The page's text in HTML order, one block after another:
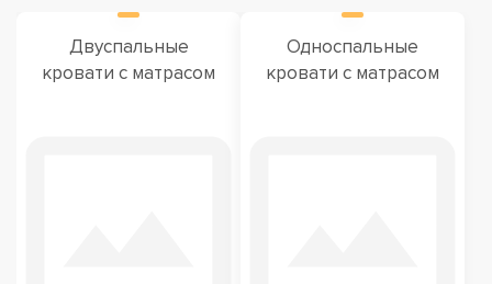
Двуспальные
кровати с матрасом
Односпальные
кровати с матрасом